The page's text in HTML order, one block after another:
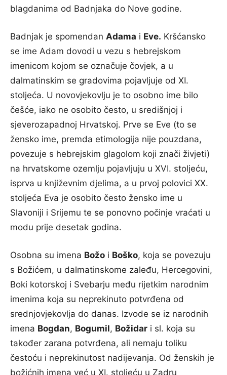
blagdanima od Badnjaka do Nove godine.
Badnjak je spomendan Adama i Eve. Kršćansko
se ime Adam dovodi u vezu s hebrejskom
imenicom kojom se označuje čovjek, a u
dalmatinskim se gradovima pojavljuje od XI.
stoljeća. U novovjekovlju je to osobno ime bilo
češće, iako ne osobito često, u središnjoj i
sjeverozapadnoj Hrvatskoj. Prve se Eve (to se
žensko ime, premda etimologija nije pouzdana,
povezuje s hebrejskim glagolom koji znači živjeti)
na hrvatskome ozemlju pojavljuju u XVI. stoljeću,
isprva u književnim djelima, a u prvoj polovici XX.
stoljeća Eva je osobito često žensko ime u
Slavoniji i Srijemu te se ponovno počinje vraćati u
modu prije desetak godina.
Osobna su imena Božo i Boško, koja se povezuju
s Božićem, u dalmatinskome zaleđu, Hercegovini,
Boki kotorskoj i Svebarju među rijetkim narodnim
imenima koja su neprekinuto potvrđena od
srednjovjekovlja do danas. Izvode se iz narodnih
imena Bogdan, Bogumil, Božidar i sl. koja su
također zarana potvrđena, ali nemaju toliku
čestoću i neprekinutost nadijevanja. Od ženskih je
božićnih imena već u XI. stoljeću u Zadru